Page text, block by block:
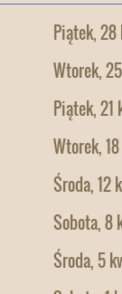
Piątek,
Wtorek,
Piątek, 21
Wtorek,
Środa, 12
Sobota, 8
Środa, 5